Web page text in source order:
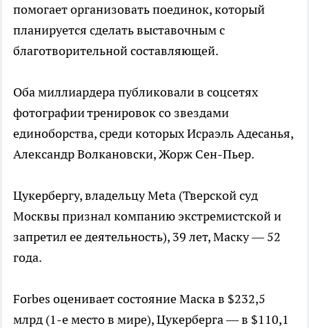
помогает организовать поединок, который
планируется сделать выставочным с
благотворительной составляющей.
Оба миллиардера публиковали в соцсетях
фотографии тренировок со звездами
единоборства, среди которых Исраэль Адесанья,
Александр Волкановски, Жорж Сен-Пьер.
Цукербергу, владельцу Meta (Тверской суд
Москвы признал компанию экстремистской и
запретил ее деятельность), 39 лет, Маску — 52
года.
Forbes оценивает состояние Маска в $232,5
млрд (1-е место в мире), Цукерберга — в $110,1